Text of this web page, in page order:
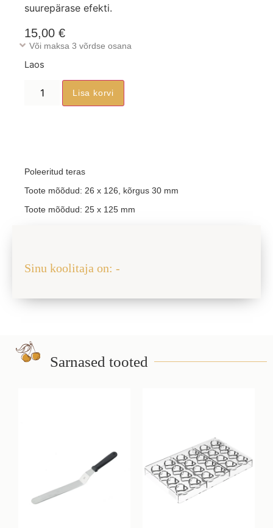
suurepärase efekti.
15,00 €
Või maksa 3 võrdse osana
Laos
Lisa korvi
Poleeritud teras
Toote mõõdud: 26 x 126, kõrgus 30 mm
Toote mõõdud: 25 x 125 mm
Sinu koolitaja on: -
Sarnased tooted